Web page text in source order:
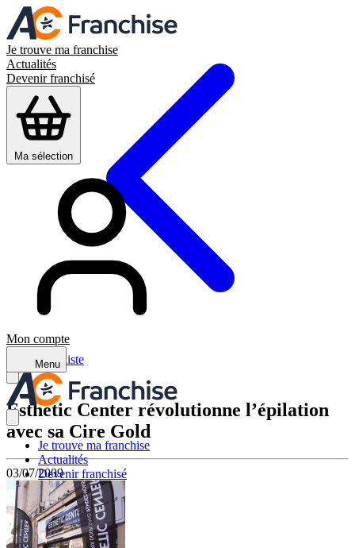
Je trouve ma franchise
Actualités
Devenir franchisé
Ma sélection
Mon compte
Menu
Je trouve ma franchise
Actualités
Devenir franchisé
Retour à la liste
Esthetic Center révolutionne l’épilation
avec sa Cire Gold
03/07/2009